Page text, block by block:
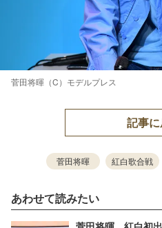
菅田将暉（C）モデルプレス
記事
菅田将暉 紅白歌合戦
あわせて読みたい